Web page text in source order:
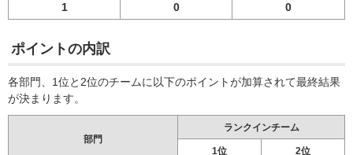
1 0 0
ポイントの内訳
各部門、1位と2位のチームに以下のポイントが加算されて最終結果
が決まります。
部門
ランクインチーム
1位 2位